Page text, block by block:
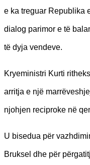
e ka treguar Republika
dialog parimor e të
të dyja vendeve.
Kryeministri Kurti
arritja e një
njohjen reciproke në
U bisedua për
Bruksel dhe për